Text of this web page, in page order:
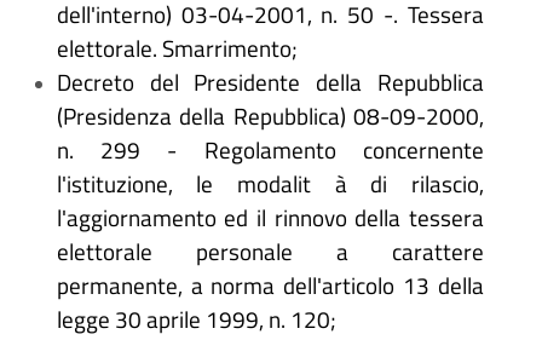
dell'interno) 03-04-2001, n. 50 -. Tessera
elettorale. Smarrimento;
Decreto del Presidente della Repubblica
(Presidenza della Repubblica) 08-09-2000,
n. 299 - Regolamento concernente
l'istituzione, le modalit
à
di rilascio,
l'aggiornamento ed il rinnovo della tessera
elettorale personale a carattere
permanente, a norma dell'articolo 13 della
legge 30 aprile 1999, n. 120;